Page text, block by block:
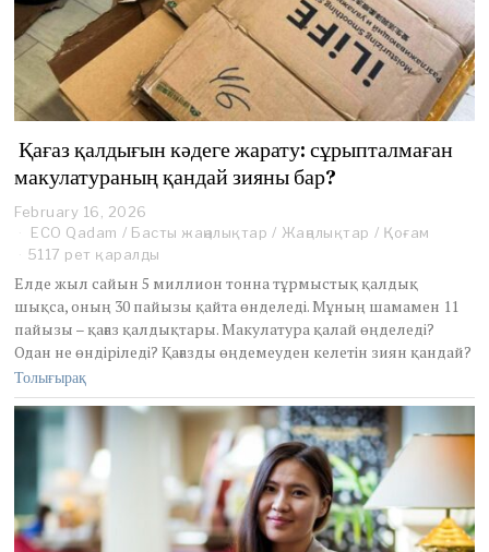
Қағаз қалдығын кәдеге жарату: сұрыпталмаған
макулатураның қандай зияны бар?
February 16, 2026
e
b
u
a
r
y
,
ECO Qadam / Басты жаңалықтар / Жаңалықтар / Қоғам
5117 рет қаралды
Елде жыл сайын 5 миллион тонна тұрмыстық қалдық
шықса, оның 30 пайызы қайта өнделеді. Мұның шамамен 11
пайызы – қағаз қалдықтары. Макулатура қалай өңделеді?
Одан не өндіріледі? Қағазды өңдемеуден келетін зиян қандай?
Толығырақ